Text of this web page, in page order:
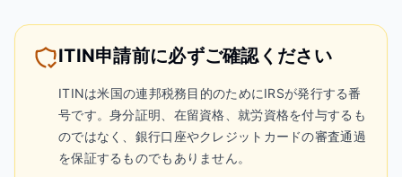
ITIN申請前に必ずご確認ください
ITINは米国の連邦税務目的のためにIRSが発行する番
号です。身分証明、在留資格、就労資格を付与するも
のではなく、銀行口座やクレジットカードの審査通過
を保証するものでもありません。